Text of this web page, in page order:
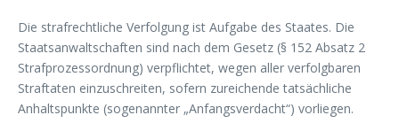
Die strafrechtliche Verfolgung ist Aufgabe des Staates. Die
Staatsanwaltschaften sind nach dem Gesetz (§ 152 Absatz 2
Strafprozessordnung) verpflichtet, wegen aller verfolgbaren
Straftaten einzuschreiten, sofern zureichende tatsächliche
Anhaltspunkte (sogenannter „Anfangsverdacht“) vorliegen.